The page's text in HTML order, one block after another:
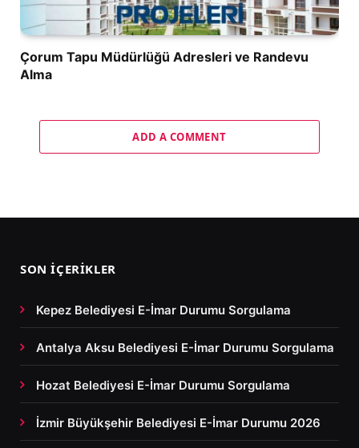
Çorum Tapu Müdürlüğü Adresleri ve Randevu
Alma
ADD A COMMENT
SON İÇERIKLER
Kepez Belediyesi E-İmar Durumu Sorgulama
Antalya Aksu Belediyesi E-İmar Durumu Sorgulama
Hozat Belediyesi E-İmar Durumu Sorgulama
İzmir Büyükşehir Belediyesi E-İmar Durumu 2026